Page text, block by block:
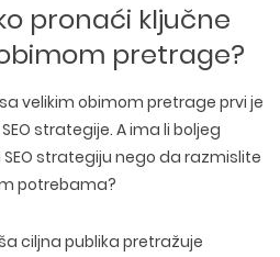
pronaći ključne
pretrage?
velikim obimom pretrage prvi je
strategije. A ima li boljeg
strategiju nego da razmislite
potrebama?
ciljna publika pretražuje